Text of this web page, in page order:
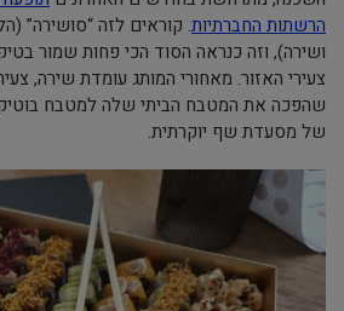
הרשתות החברתיות. קוראים לזה “סושירה”
ושירה), וזה כנראה הסוד הכי פחות שמור
שהפכה את המטבח הביתי שלה למטבח בוטיק
של מסעדת שף יוקרתית.